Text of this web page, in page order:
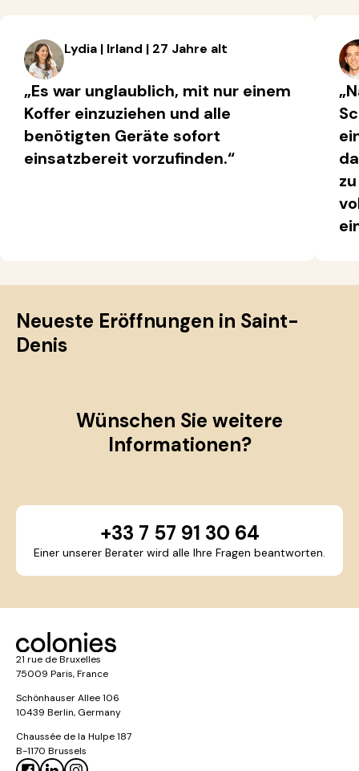
Lydia | Irland | 27 Jahre alt
„Es war unglaublich, mit nur einem
Koffer einzuziehen und alle
benötigten Geräte sofort
einsatzbereit vorzufinden.“
Neueste Eröffnungen in Saint-
Denis
Wünschen Sie weitere
Informationen?
+33 7 57 91 30 64
Einer unserer Berater wird alle Ihre Fragen beantworten.
21 rue de Bruxelles
75009 Paris, France
Schönhauser Allee 106
10439 Berlin, Germany
Chaussée de la Hulpe 187
B-1170 Brussels